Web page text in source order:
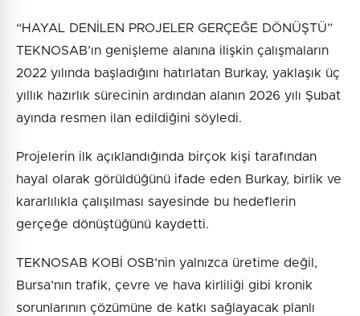
“HAYAL DENİLEN PROJELER GERÇEĞE DÖNÜŞTÜ”
TEKNOSAB’ın genişleme alanına ilişkin çalışmaların
2022 yılında başladığını hatırlatan Burkay, yaklaşık üç
yıllık hazırlık sürecinin ardından alanın 2026 yılı Şubat
ayında resmen ilan edildiğini söyledi.
Projelerin ilk açıklandığında birçok kişi tarafından
hayal olarak görüldüğünü ifade eden Burkay, birlik ve
kararlılıkla çalışılması sayesinde bu hedeflerin
gerçeğe dönüştüğünü kaydetti.
TEKNOSAB KOBİ OSB’nin yalnızca üretime değil,
Bursa’nın trafik, çevre ve hava kirliliği gibi kronik
sorunlarının çözümüne de katkı sağlayacak planlı